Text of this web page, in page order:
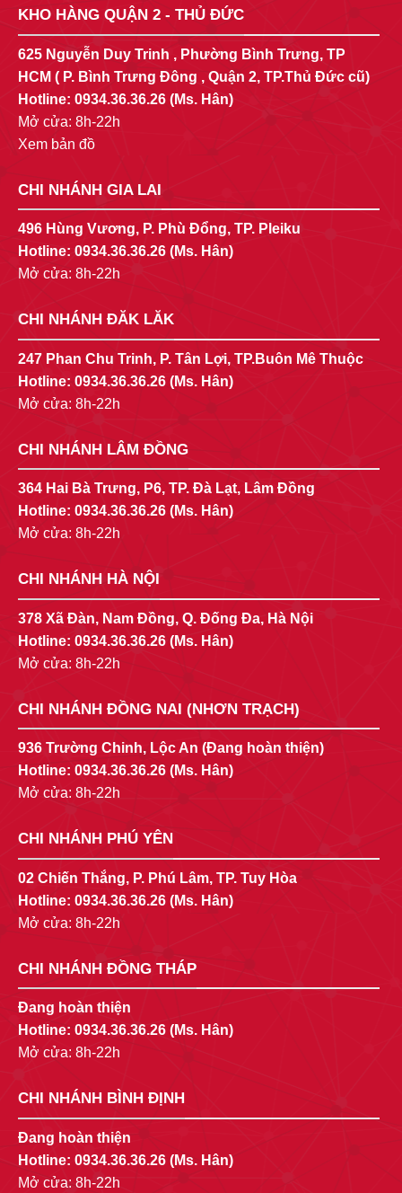
KHO HÀNG QUẬN 2 - THỦ ĐỨC
625 Nguyễn Duy Trinh , Phường Bình Trưng, TP
HCM ( P. Bình Trưng Đông , Quận 2, TP.Thủ Đức cũ)
Hotline: 0934.36.36.26 (Ms. Hân)
Mở cửa: 8h-22h
Xem bản đồ
CHI NHÁNH GIA LAI
496 Hùng Vương, P. Phù Đổng, TP. Pleiku
Hotline: 0934.36.36.26 (Ms. Hân)
Mở cửa: 8h-22h
CHI NHÁNH ĐĂK LĂK
247 Phan Chu Trinh, P. Tân Lợi, TP.Buôn Mê Thuộc
Hotline: 0934.36.36.26 (Ms. Hân)
Mở cửa: 8h-22h
CHI NHÁNH LÂM ĐỒNG
364 Hai Bà Trưng, P6, TP. Đà Lạt, Lâm Đồng
Hotline: 0934.36.36.26 (Ms. Hân)
Mở cửa: 8h-22h
CHI NHÁNH HÀ NỘI
378 Xã Đàn, Nam Đồng, Q. Đống Đa, Hà Nội
Hotline: 0934.36.36.26 (Ms. Hân)
Mở cửa: 8h-22h
CHI NHÁNH ĐỒNG NAI (NHƠN TRẠCH)
936 Trường Chinh, Lộc An (Đang hoàn thiện)
Hotline: 0934.36.36.26 (Ms. Hân)
Mở cửa: 8h-22h
CHI NHÁNH PHÚ YÊN
02 Chiến Thắng, P. Phú Lâm, TP. Tuy Hòa
Hotline: 0934.36.36.26 (Ms. Hân)
Mở cửa: 8h-22h
CHI NHÁNH ĐỒNG THÁP
Đang hoàn thiện
Hotline: 0934.36.36.26 (Ms. Hân)
Mở cửa: 8h-22h
CHI NHÁNH BÌNH ĐỊNH
Đang hoàn thiện
Hotline: 0934.36.36.26 (Ms. Hân)
Mở cửa: 8h-22h